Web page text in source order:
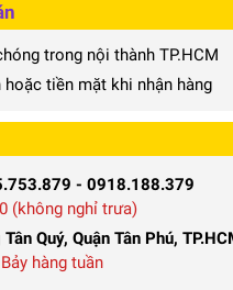
trong nội thành TP.HCM
tiền mặt khi nhận hàng
- 0918.188.379
(không nghỉ trưa)
Quý, Quận Tân Phú,
hàng tuần